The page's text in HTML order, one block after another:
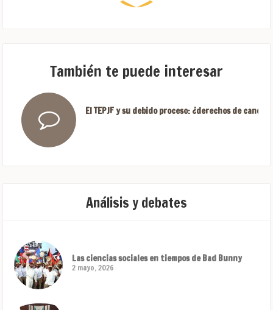
También te puede interesar
El TEPJF y su debido proceso: ¿derechos de
Análisis y debates
Las ciencias sociales en tiempos de Bad Bunny
2 mayo, 2026